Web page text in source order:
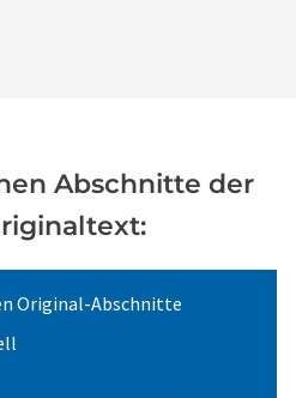
Abschnitte der
Original-Abschnitte